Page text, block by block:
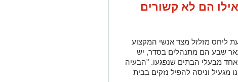
הם לא קשורים
ליחס מזלזל מצד אנשי המקצוע
שבע הם מתנהלים בסדר, יש
מבעלי הבתים שנפגעו. "הבעיה
מגעיל וניסה להפיל נזקים בבית